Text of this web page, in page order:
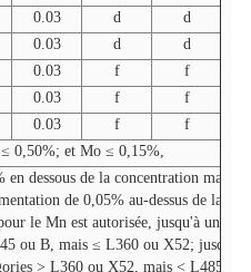
0.03 d
d
0.03 d
d
0.03 f
f
0.03 f
f
0.03 f
f
0,50%; et Mo ≤ 0,15%,
dessous de la concentration
de 0,05% au-dessus de la
le Mn est autorisée, jusqu'à un
ou B, mais ≤ L360 ou X52; jusqu'à
> L360 ou X52, mais < L485 ou